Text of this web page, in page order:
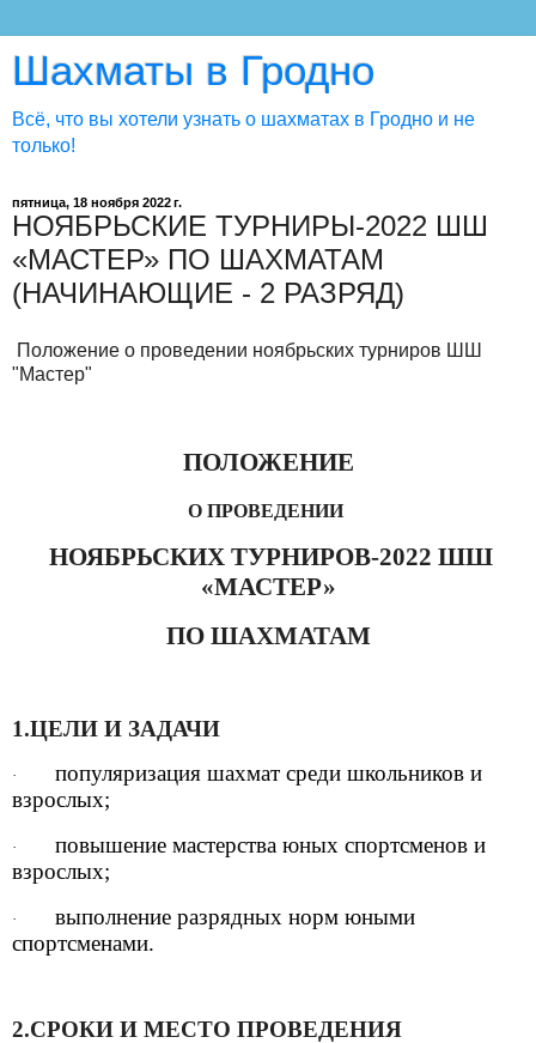
Шахматы в Гродно
Всё, что вы хотели узнать о шахматах в Гродно и не
только!
пятница, 18 ноября 2022 г.
НОЯБРЬСКИЕ ТУРНИРЫ-2022 ШШ
«МАСТЕР» ПО ШАХМАТАМ
(НАЧИНАЮЩИЕ - 2 РАЗРЯД)
Положение о проведении ноябрьских турниров ШШ
"Мастер"
ПОЛОЖЕНИЕ
О ПРОВЕДЕНИИ
НОЯБРЬСКИХ ТУРНИРОВ-2022 ШШ
«МАСТЕР»
ПО ШАХМАТАМ
1.ЦЕЛИ И ЗАДАЧИ
·
популяризация шахмат среди школьников и
взрослых;
·
повышение мастерства юных спортсменов и
взрослых;
·
выполнение разрядных норм юными
спортсменами.
2.СРОКИ И МЕСТО ПРОВЕДЕНИЯ